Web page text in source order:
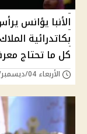
الأنبا يؤانس
بكاتدرائية
كل ما تحتاج
الأربعاء 04/ديسمبر/2024 - 05:56 م